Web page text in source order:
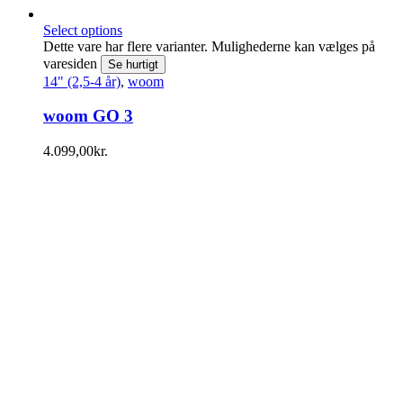
Select options
Dette vare har flere varianter. Mulighederne kan vælges på
varesiden
Se hurtigt
14" (2,5-4 år), woom
woom GO 3
4.099,00kr.